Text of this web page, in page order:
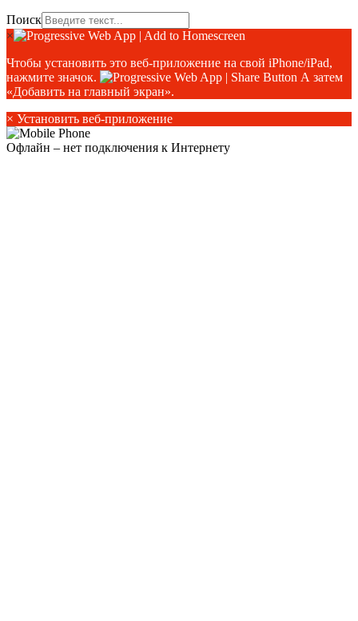
Поиск
×
Чтобы установить это веб-приложение на свой iPhone/iPad,
нажмите значок.
А затем
«Добавить на главный экран».
× Установить веб-приложение
Офлайн – нет подключения к Интернету